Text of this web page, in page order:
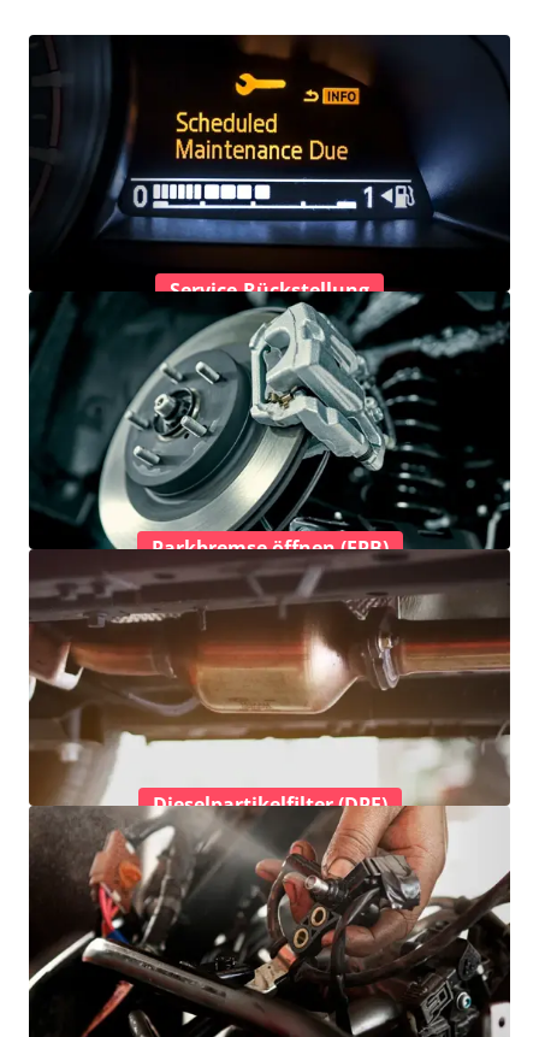
Service-Rückstellung
Parkbremse öffnen (EPB)
Dieselpartikelfilter (DPF)